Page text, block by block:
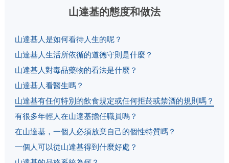
山達基的態度和做法
山達基人是如何看待人生的呢？
山達基人生活所依循的道德守則是什麼？
山達基人對毒品藥物的看法是什麼？
山達基人看醫生嗎？
山達基有任何特別的飲食規定或任何拒菸或禁酒的規則嗎？
有很多年輕人在山達基擔任職員嗎？
在山達基，一個人必須放棄自己的個性特質嗎？
一個人可以從山達基得到什麼好處？